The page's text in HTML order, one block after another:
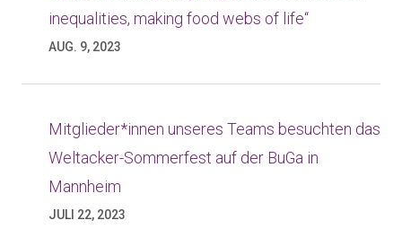
inequalities, making food webs of life“
AUG. 9, 2023
Mitglieder*innen unseres Teams besuchten das
Weltacker-Sommerfest auf der BuGa in
Mannheim
JULI 22, 2023